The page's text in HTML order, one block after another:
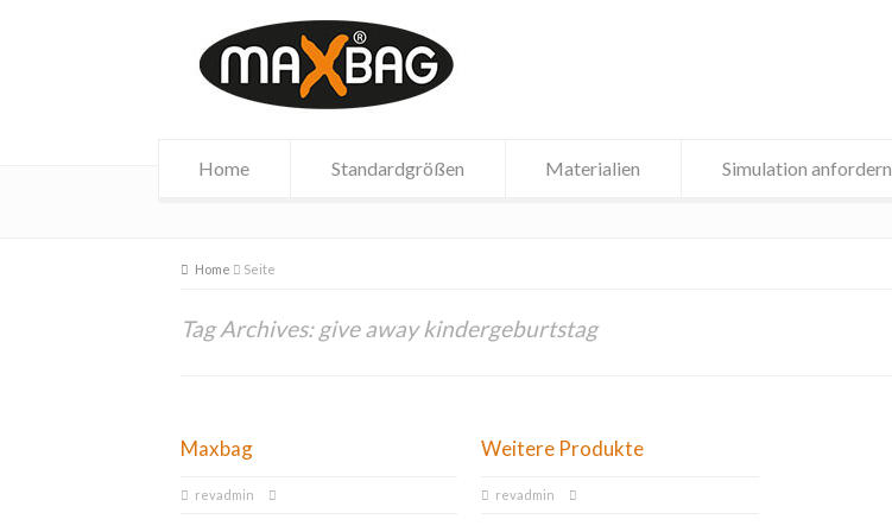
Home Standardgrößen Materialien Simulation anfordern
Home Seite
Tag Archives: give away kindergeburtstag
Maxbag
revadmin
Weitere Produkte
revadmin